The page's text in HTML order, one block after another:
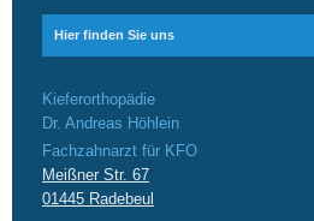
Hier finden Sie uns
Kieferorthopädie
Dr. Andreas Höhlein
Fachzahnarzt für KFO
Meißner Str. 67
01445 Radebeul